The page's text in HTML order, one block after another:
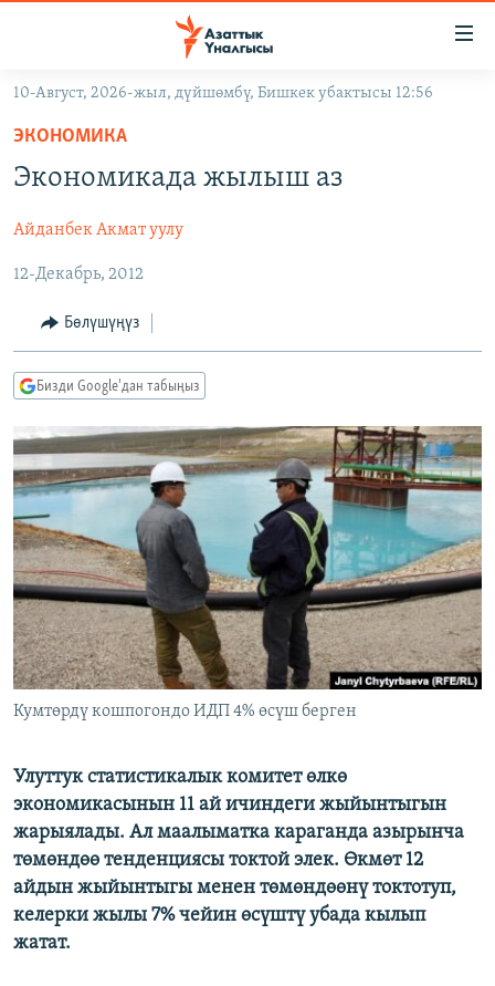
Навигацияга
өтүңүз
Издөөгө
салыңыз
САЯСАТ
ЭКОНОМИКА
МАДАНИЯТ
ДҮЙНӨ
БОРБОР АЗИЯ
УКРАИНА
АТАЙЫН ИЛИКТӨӨ
ТВ ПРОГРАММАЛАР
БҮГҮН АЗАТТЫКТА
ЭКСПЕРТТЕР ТАЛДАЙТ
БИЗ ЖАНА ДҮЙНӨ
ДАНИСТЕ
ЭЖЕ-СИҢДИЛЕР
АЗАТТЫК+
ЫҢГАЙСЫЗ СУРООЛОР
ПОДКАСТ
ӨЗГӨЧӨ ПИКИР
Русский
ОНЛАЙН ШЕРИНЕ
ЭЕ/АРнун бардык сайттары
10-Август, 2026-жыл, дүйшөмбү, Бишкек убактысы 12:56
ЭКОНОМИКА
Экономикада жылыш аз
Айданбек Акмат уулу
12-Декабрь, 2012
Бөлүшүңүз
Бизди Google'дан табыңыз
Кумтөрдү кошпогондо ИДП 4% өсүш берген
Улуттук статистикалык комитет өлкө
экономикасынын 11 ай ичиндеги жыйынтыгын
жарыялады. Ал маалыматка караганда азырынча
төмөндөө тенденциясы токтой элек. Өкмөт 12
айдын жыйынтыгы менен төмөндөөнү токтотуп,
келерки жылы 7% чейин өсүштү убада кылып
жатат.